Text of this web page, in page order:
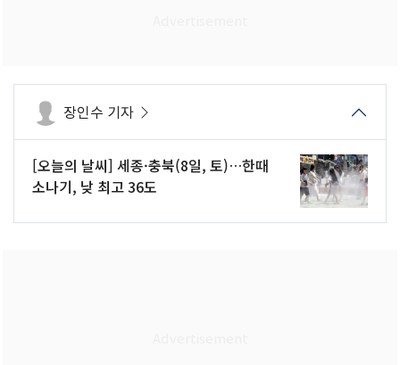
장인수 기자
[오늘의 날씨] 세종·충북(8일, 토)…한때
소나기, 낮 최고 36도